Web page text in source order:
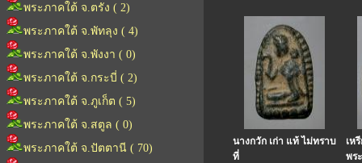
พระภาคใต้ จ.ตรัง ( 2)
พระภาคใต้ จ.พัทลุง ( 4)
พระภาคใต้ จ.พังงา ( 0)
พระภาคใต้ จ.กระบี่ ( 2)
พระภาคใต้ จ.ภูเก็ต ( 5)
พระภาคใต้ จ.สตูล ( 0)
พระภาคใต้ จ.ปัตตานี ( 70)
นางกวัก เก่า แท้ ไม่ทราบ
ที่
เห
พร